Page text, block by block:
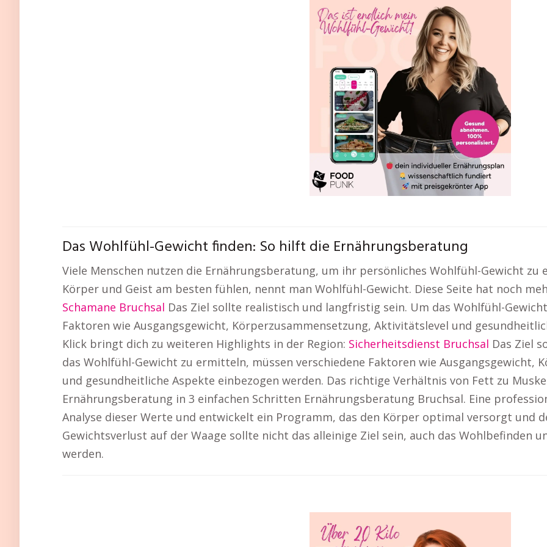
Das Wohlfühl-Gewicht finden: So hilft die Ernährungsberatung
Viele Menschen nutzen die Ernährungsberatung, um ihr persönliches Wohlfühl-Gewicht zu
Körper und Geist am besten fühlen, nennt man Wohlfühl-Gewicht. Diese Seite hat noch
Schamane Bruchsal Das Ziel sollte realistisch und langfristig sein. Um das Wohlfühl-
Faktoren wie Ausgangsgewicht, Körperzusammensetzung, Aktivitätslevel und
Klick bringt dich zu weiteren Highlights in der Region: Sicherheitsdienst Bruchsal Das Ziel
das Wohlfühl-Gewicht zu ermitteln, müssen verschiedene Faktoren wie Ausgangsgewicht,
und gesundheitliche Aspekte einbezogen werden. Das richtige Verhältnis von Fett zu
Ernährungsberatung in 3 einfachen Schritten Ernährungsberatung Bruchsal. Eine
Analyse dieser Werte und entwickelt ein Programm, das den Körper optimal versorgt und
Gewichtsverlust auf der Waage sollte nicht das alleinige Ziel sein, auch das Wohlbefinden
werden.